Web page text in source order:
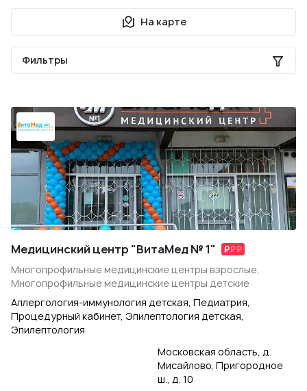
На карте
Фильтры
Медицинский центр "ВитаМед № 1"
Многопрофильные медицинские центры взрослые,
Многопрофильные медицинские центры детские
Аллергология-иммунология детская, Педиатрия,
Процедурный кабинет, Эпилептология детская,
Эпилептология
Московская область, д.
Мисайлово, Пригородное
ш., д. 10